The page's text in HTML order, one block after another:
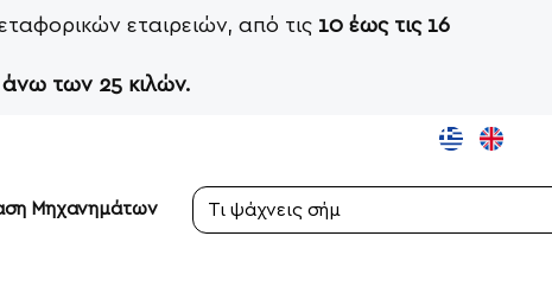
εταιρειών, από τις 10 έως τις 16
άνω των 25 κιλών.
Μηχανημάτων
Τι